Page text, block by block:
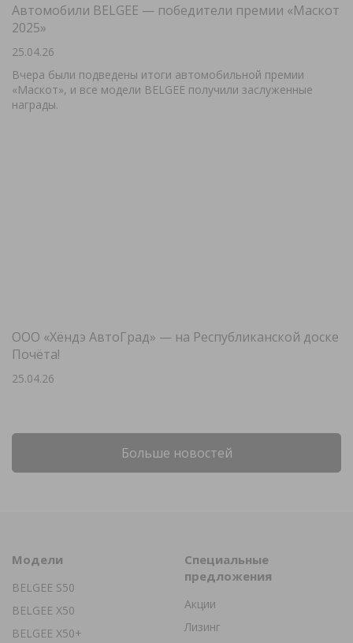
Автомобили BELGEE — победители премии «Маскот
2025»
25.04.26
Вчера были подведены итоги автомобильной премии
«Маскот», и все модели BELGEE получили заслуженные
награды.
ООО «Хёндэ АвтоГрад» — на Республиканской доске
Почёта!
25.04.26
Больше новостей
Модели
BELGEE S50
BELGEE X50
BELGEE X50+
Специальные
предложения
Акции
Лизинг